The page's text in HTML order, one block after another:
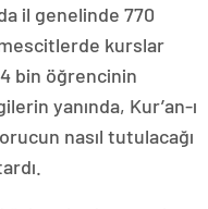
il genelinde 770
kurslar
bin öğrencinin
yanında, Kur’an-ı
nasıl tutulacağı